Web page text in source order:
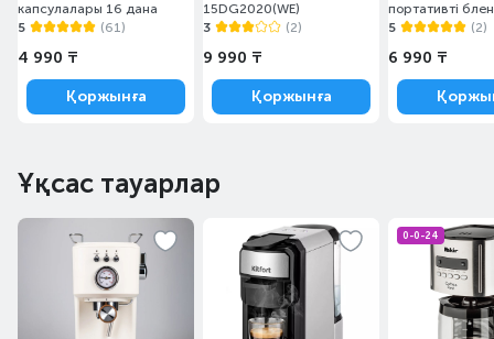
капсулалары 16 дана
5
(61)
4 990 ₸
Қоржынға
15DG2020(WE)
3
(2)
9 990 ₸
Қоржынға
портативті
5
(2)
6 990 ₸
Ұқсас тауарлар
0-0-24